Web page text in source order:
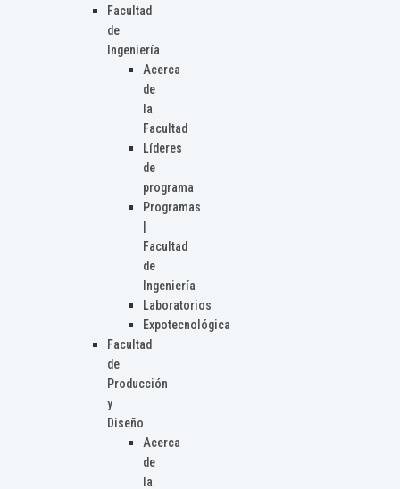
Facultad
de
Ingeniería
Acerca
de
la
Facultad
Líderes
de
programa
Programas
Facultad
de
Ingeniería
Laboratorios
Expotecnológica
Facultad
de
Producción
y
Diseño
Acerca
de
la